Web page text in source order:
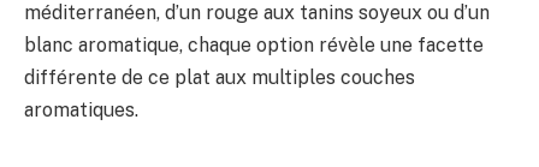
méditerranéen, d’un rouge aux tanins soyeux ou d’un
blanc aromatique, chaque option révèle une facette
différente de ce plat aux multiples couches
aromatiques.